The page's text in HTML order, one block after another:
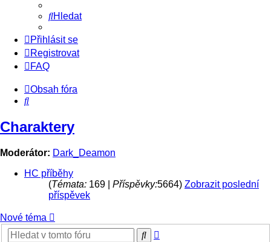
Hledat
Přihlásit se
Registrovat
FAQ
Obsah fóra
Hledat
Charaktery
Moderátor: Dark_Deamon
HC příběhy
(Témata: 169 | Příspěvky:5664) Zobrazit poslední
příspěvek
Nové téma
Hledat